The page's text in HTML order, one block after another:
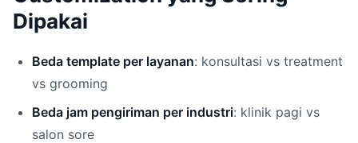
Dipakai
Beda template per layanan: konsultasi vs treatment
vs grooming
Beda jam pengiriman per industri: klinik pagi vs
salon sore